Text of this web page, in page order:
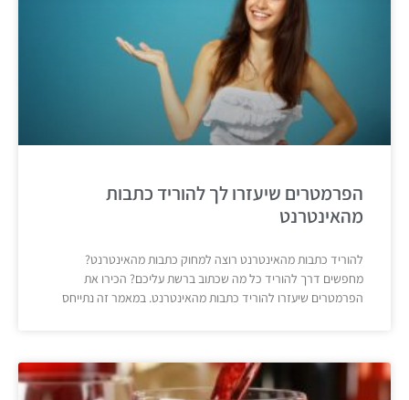
הפרמטרים שיעזרו לך להוריד כתבות
מהאינטרנט
להוריד כתבות מהאינטרנט רוצה למחוק כתבות מהאינטרנט?
מחפשים דרך להוריד כל מה שכתוב ברשת עליכם? הכירו את
הפרמטרים שיעזרו להוריד כתבות מהאינטרנט. במאמר זה נתייחס